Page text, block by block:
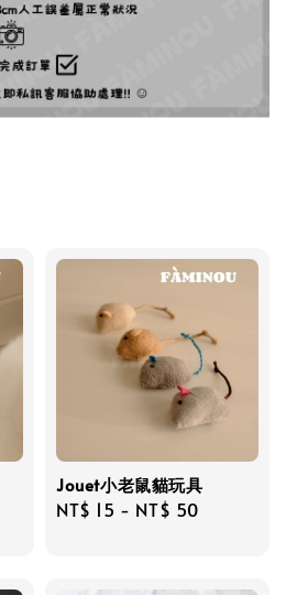
Jouet小老鼠貓玩具
Regular
NT$ 15 - NT$ 50